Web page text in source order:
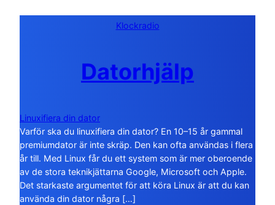
Klockradio
Datorhjälp
Linuxifiera din dator
Varför ska du linuxifiera din dator? En 10–15 år gammal
premiumdator är inte skräp. Den kan ofta användas i flera
år till. Med Linux får du ett system som är mer oberoende
av de stora teknikjättarna Google, Microsoft och Apple.
Det starkaste argumentet för att köra Linux är att du kan
använda din dator några […]